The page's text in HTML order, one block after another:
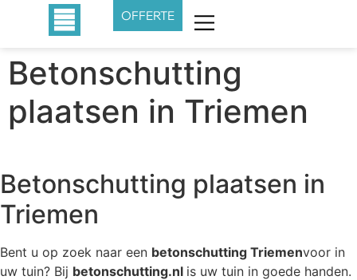
OFFERTE
Betonschutting
plaatsen in Triemen
Betonschutting plaatsen in
Triemen
Bent u op zoek naar een betonschutting Triemenvoor in
uw tuin? Bij betonschutting.nl is uw tuin in goede handen.